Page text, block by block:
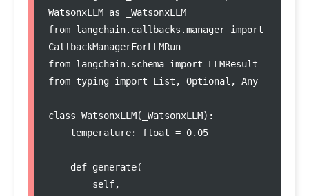
WatsonxLLM as _WatsonxLLM
from langchain.callbacks.manager import
CallbackManagerForLLMRun
from langchain.schema import LLMResult
from typing import List, Optional, Any
class WatsonxLLM(_WatsonxLLM):